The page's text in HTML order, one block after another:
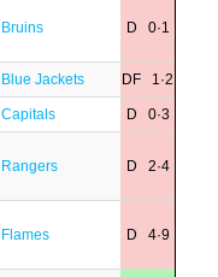
Bruins D 0·1
Blue Jackets DF 1·2
Capitals D 0·3
Rangers D 2·4
Flames D 4·9